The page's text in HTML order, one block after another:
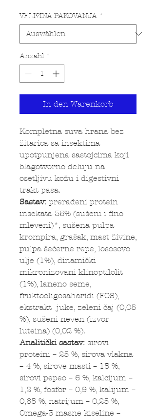
VELI?INA PAKOVANJA *
Anzahl *
In den Warenkorb
Kompletna suva hrana bez
žitarica sa insektima
upotpunjena sastojcima koji
blagotvorno deluju na
osetljivu kožu i digestivni
trakt pasa.
Sastav: prerađeni protein
insekata 35% (sušeni i fino
mleveni)*, sušena pulpa
krompira, grašak, mast živine,
pulpa šećerne repe, lososovo
ulje (1%), dinamički
mikronizovani klinoptilolit
(1%), laneno seme,
fruktooligosaharidi (FOS),
ekstrakt juke, zeleni čaj (0,05
%), sušeni neven (izvor
luteina) (0,02 %).
Analitički sastav: sirovi
proteini – 25 %, sirova vlakna
– 4 %, sirove masti – 15 %,
sirovi pepeo – 6 %, kalcijum –
1,2 %, fosfor – 0,9 %, kalijum –
0,65 %, natrijum – 0,25 %,
Omega-3 masne kiseline –